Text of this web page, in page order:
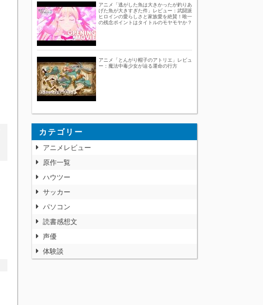
アニメ「逃がした魚は大きかったが釣りあ
げた魚が大きすぎた件」レビュー：武闘派
ヒロインの愛らしさと家族愛を絶賛！唯一
の残念ポイントはタイトルのモヤモヤか？
アニメ「とんがり帽子のアトリエ」レビュ
ー：魔法中毒少女が辿る運命の行方
カテゴリー
アニメレビュー
原作一覧
ハウツー
サッカー
パソコン
読書感想文
声優
体験談